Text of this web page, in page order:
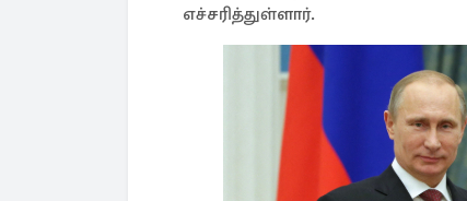
எச்சரித்துள்ளார்.